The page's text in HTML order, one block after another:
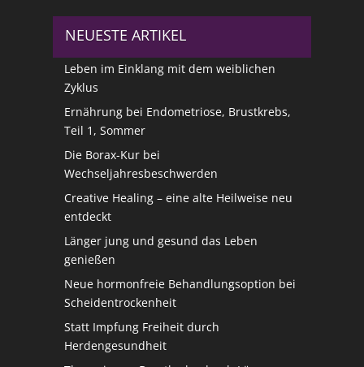
NEUESTE ARTIKEL
Leben im Einklang mit dem weiblichen
Zyklus
Ernährung bei Endometriose, Brustkrebs,
Teil 1, Sommer
Die Borax-Kur bei
Wechseljahresbeschwerden
Creative Healing – eine alte Heilweise neu
entdeckt
Länger jung und gesund das Leben
genießen
Neue hormonfreie Behandlungsoption bei
Scheidentrockenheit
Statt Impfung Freiheit durch
Herdengesundheit